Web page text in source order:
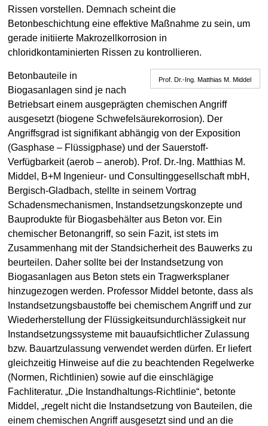
Rissen vorstellen. Demnach scheint die
Betonbeschichtung eine effektive Maßnahme zu sein, um
gerade initiierte Makrozellkorrosion in
chloridkontaminierten Rissen zu kontrollieren.
Prof. Dr.-Ing. Matthias M. Middel
Betonbauteile in
Biogasanlagen sind je nach
Betriebsart einem ausgeprägten chemischen Angriff
ausgesetzt (biogene Schwefelsäurekorrosion). Der
Angriffsgrad ist signifikant abhängig von der Exposition
(Gasphase – Flüssigphase) und der Sauerstoff-
Verfügbarkeit (aerob – anerob). Prof. Dr.-Ing. Matthias M.
Middel, B+M Ingenieur- und Consultinggesellschaft mbH,
Bergisch-Gladbach, stellte in seinem Vortrag
Schadensmechanismen, Instandsetzungskonzepte und
Bauprodukte für Biogasbehälter aus Beton vor. Ein
chemischer Betonangriff, so sein Fazit, ist stets im
Zusammenhang mit der Standsicherheit des Bauwerks zu
beurteilen. Daher sollte bei der Instandsetzung von
Biogasanlagen aus Beton stets ein Tragwerksplaner
hinzugezogen werden. Professor Middel betonte, dass als
Instandsetzungsbaustoffe bei chemischem Angriff und zur
Wiederherstellung der Flüssigkeitsundurchlässigkeit nur
Instandsetzungssysteme mit bauaufsichtlicher Zulassung
bzw. Bauartzulassung verwendet werden dürfen. Er liefert
gleichzeitig Hinweise auf die zu beachtenden Regelwerke
(Normen, Richtlinien) sowie auf die einschlägige
Fachliteratur. „Die Instandhaltungs-Richtlinie“, betonte
Middel, „regelt nicht die Instandsetzung von Bauteilen, die
einem chemischen Angriff ausgesetzt sind und an die